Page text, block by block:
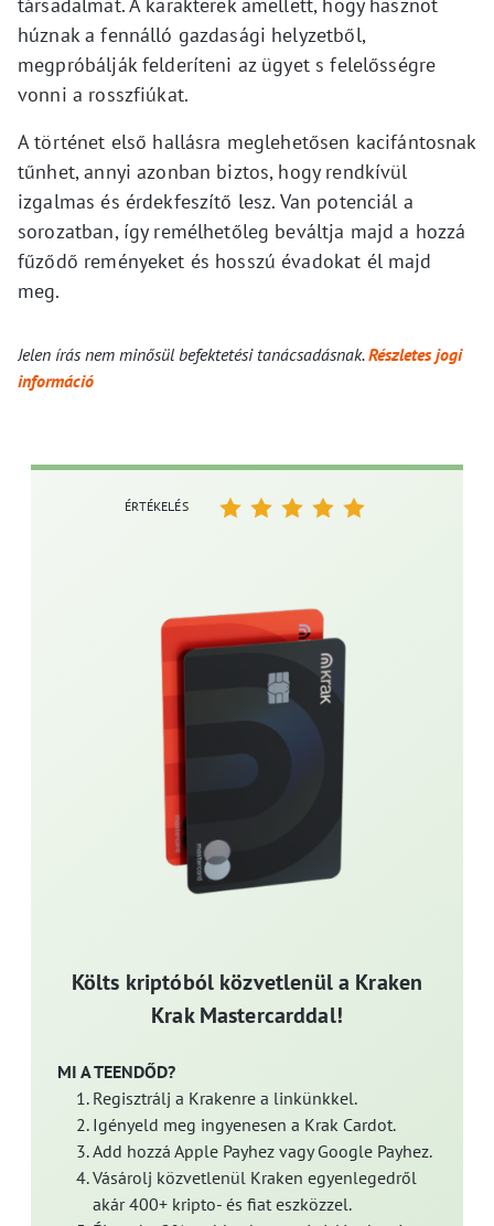
húznak a fennálló gazdasági helyzetből,
megpróbálják felderíteni az ügyet s felelősségre
vonni a rosszfiúkat.
A történet első hallásra meglehetősen kacifántosnak
tűnhet, annyi azonban biztos, hogy rendkívül
izgalmas és érdekfeszítő lesz. Van potenciál a
sorozatban, így remélhetőleg beváltja majd a hozzá
fűződő reményeket és hosszú évadokat él majd
meg.
Jelen írás nem minősül befektetési tanácsadásnak.Részletes jogi
információ
Költs kriptóból közvetlenül a Kraken
Krak Mastercarddal!
MI A TEENDŐD?
Regisztrálj a Krakenre a linkünkkel.
Igényeld meg ingyenesen a Krak Cardot.
Add hozzá Apple Payhez vagy Google Payhez.
Vásárolj közvetlenül Kraken egyenlegedről
akár 400+ kripto- és fiat eszközzel.
ÉRTÉKELÉS